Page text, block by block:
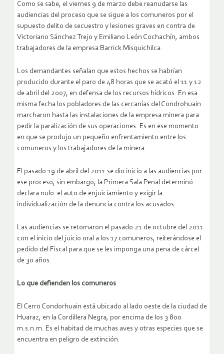
Como se sabe, el viernes 9 de marzo debe reanudarse las
audiencias del proceso que se sigue a los comuneros por el
supuesto delito de secuestro y lesiones graves en contra de
Victoriano Sánchez Trejo y Emiliano León Cochachín, ambos
trabajadores de la empresa Barrick Misquichilca.
Los demandantes señalan que estos hechos se habrían
producido durante el paro de 48 horas que se acató el 11 y 12
de abril del 2007, en defensa de los recursos hídricos. En esa
misma fecha los pobladores de las cercanías del Condrohuain
marcharon hasta las instalaciones de la empresa minera para
pedir la paralización de sus operaciones. Es en ese momento
en que se produjo un pequeño enfrentamiento entre los
comuneros y los trabajadores de la minera.
El pasado 19 de abril del 2011 se dio inicio a las audiencias por
ese proceso, sin embargo, la Primera Sala Penal determinó
declara nulo el auto de enjuiciamiento y exigir la
individualización de la denuncia contra los acusados.
Las audiencias se retomaron el pasado 21 de octubre del 2011
con el inicio del juicio oral a los 17 comuneros, reiterándose el
pedido del Fiscal para que se les imponga una pena de cárcel
de 30 años.
Lo que defienden los comuneros
El Cerro Condorhuain está ubicado al lado oeste de la ciudad de
Huaraz, en la Cordillera Negra, por encima de los 3 800
m.s.n.m. Es el habitad de muchas aves y otras especies que se
encuentra en peligro de extinción.